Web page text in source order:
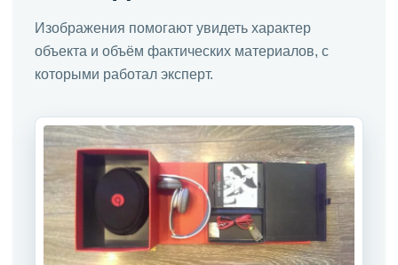
Изображения помогают увидеть характер
объекта и объём фактических материалов, с
которыми работал эксперт.